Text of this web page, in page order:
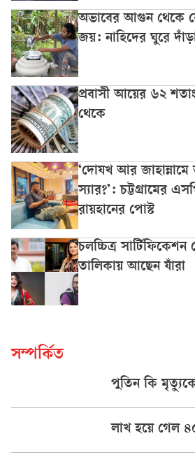
অভাবের আগুন থেকে
জয়: নাহিদের ঘুরে
প্রবাসী আয়ের ৬২
থেকে
‘দোযখ আর
স্যার?’: চট্টগ্রামের
রায়হানের পোস্ট
চলচ্চিত্র
তালিকায় আছেন যাঁরা
সম্পর্কিত
পুতিন কি
লাখ হয়ে গেল